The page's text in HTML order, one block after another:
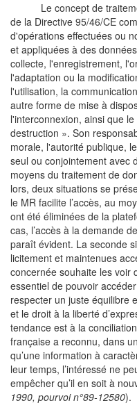
Le concept de
de la Directive 95/46/CE
d'opérations effectuées ou
et appliquées à des
collecte, l'enregistrement,
l'adaptation ou la
l'utilisation, la
autre forme de mise à
l'interconnexion, ainsi que
destruction ». Son
morale, l'autorité publique,
seul ou conjointement avec
moyens du traitement de
lors, deux situations se
le MR facilite l’accès, au
ont été éliminées de la
cas, l’accès à la demande
paraît évident. La seconde
licitement et maintenues
concernée souhaite les voir
essentiel de pouvoir
respecter un juste équilibre
et le droit à la liberté
tendance est à la
française a reconnu, dans
qu’une information à
leur temps, l’intéressé ne
empêcher qu’il en soit à
1990, pourvoi n°89-12580).